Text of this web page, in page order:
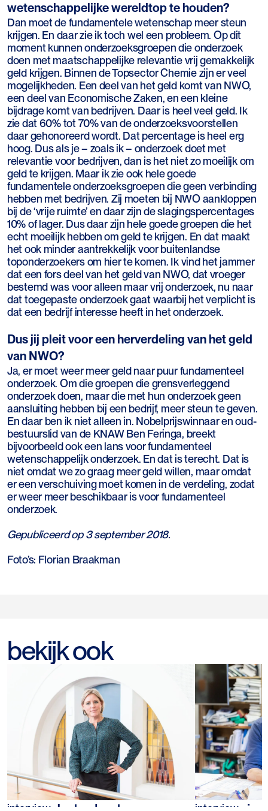
wetenschappelijke wereldtop te houden?
Dan moet de fundamentele wetenschap meer steun
krijgen. En daar zie ik toch wel een probleem. Op dit
moment kunnen onderzoeksgroepen die onderzoek
doen met maatschappelijke relevantie vrij gemakkelijk
geld krijgen. Binnen de Topsector Chemie zijn er veel
mogelijkheden. Een deel van het geld komt van NWO,
een deel van Economische Zaken, en een kleine
bijdrage komt van bedrijven. Daar is heel veel geld. Ik
zie dat 60% tot 70% van de onderzoeksvoorstellen
daar gehonoreerd wordt. Dat percentage is heel erg
hoog. Dus als je – zoals ik – onderzoek doet met
relevantie voor bedrijven, dan is het niet zo moeilijk om
geld te krijgen. Maar ik zie ook hele goede
fundamentele onderzoeksgroepen die geen verbinding
hebben met bedrijven. Zij moeten bij NWO aankloppen
bij de ‘vrije ruimte’ en daar zijn de slagingspercentages
10% of lager. Dus daar zijn hele goede groepen die het
echt moeilijk hebben om geld te krijgen. En dat maakt
het ook minder aantrekkelijk voor buitenlandse
toponderzoekers om hier te komen. Ik vind het jammer
dat een fors deel van het geld van NWO, dat vroeger
bestemd was voor alleen maar vrij onderzoek, nu naar
dat toegepaste onderzoek gaat waarbij het verplicht is
dat een bedrijf interesse heeft in het onderzoek.
Dus jij pleit voor een herverdeling van het geld
van NWO?
Ja, er moet weer meer geld naar puur fundamenteel
onderzoek. Om die groepen die grensverleggend
onderzoek doen, maar die met hun onderzoek geen
aansluiting hebben bij een bedrijf, meer steun te geven.
En daar ben ik niet alleen in. Nobelprijswinnaar en oud-
bestuurslid van de KNAW Ben Feringa, breekt
bijvoorbeeld ook een lans voor fundamenteel
wetenschappelijk onderzoek. En dat is terecht. Dat is
niet omdat we zo graag meer geld willen, maar omdat
er een verschuiving moet komen in de verdeling, zodat
er weer meer beschikbaar is voor fundamenteel
onderzoek.
Gepubliceerd op 3 september 2018.
Foto’s: Florian Braakman
bekijk ook
interview interview